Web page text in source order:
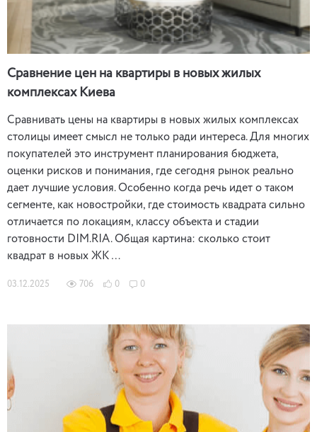
Сравнение цен на квартиры в новых жилых
комплексах Киева
Сравнивать цены на квартиры в новых жилых комплексах
столицы имеет смысл не только ради интереса. Для многих
покупателей это инструмент планирования бюджета,
оценки рисков и понимания, где сегодня рынок реально
дает лучшие условия. Особенно когда речь идет о таком
сегменте, как новостройки, где стоимость квадрата сильно
отличается по локациям, классу объекта и стадии
готовности DIM.RIA. Общая картина: сколько стоит
квадрат в новых ЖК …
03.12.2025 706 0 0